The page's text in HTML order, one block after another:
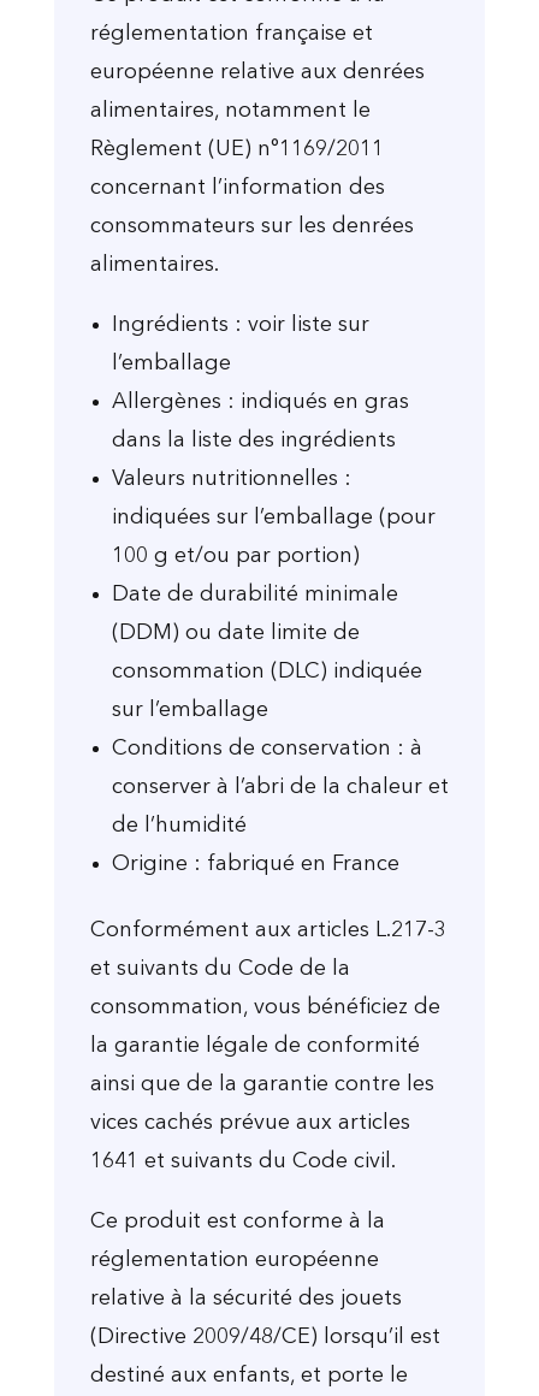
réglementation française et
européenne relative aux denrées
alimentaires, notamment le
Règlement (UE) n°1169/2011
concernant l’information des
consommateurs sur les denrées
alimentaires.
Ingrédients : voir liste sur
l’emballage
Allergènes : indiqués en gras
dans la liste des ingrédients
Valeurs nutritionnelles :
indiquées sur l’emballage (pour
100 g et/ou par portion)
Date de durabilité minimale
(DDM) ou date limite de
consommation (DLC) indiquée
sur l’emballage
Conditions de conservation : à
conserver à l’abri de la chaleur et
de l’humidité
Origine : fabriqué en France
Conformément aux articles L.217-3
et suivants du Code de la
consommation, vous bénéficiez de
la garantie légale de conformité
ainsi que de la garantie contre les
vices cachés prévue aux articles
1641 et suivants du Code civil.
Ce produit est conforme à la
réglementation européenne
relative à la sécurité des jouets
(Directive 2009/48/CE) lorsqu’il est
destiné aux enfants, et porte le